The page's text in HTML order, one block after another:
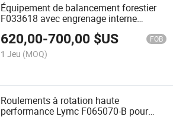
Équipement de balancement forestier
F033618 avec engrenage interne
297*510*82mm par expédition rapide
620,00-700,00 $US FOB
1 Jeu (MOQ)
Roulements à rotation haute
performance Lymc F065070-B pour